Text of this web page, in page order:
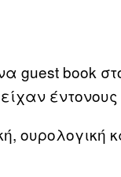
guest book
ουρολογική